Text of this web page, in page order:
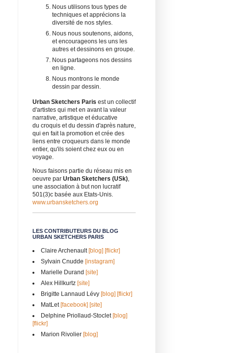
Nous utilisons tous types de
techniques et apprécions la
diversité de nos styles.
Nous nous soutenons, aidons,
et encourageons les uns les
autres et dessinons en groupe.
Nous partageons nos dessins
en ligne.
Nous montrons le monde
dessin par dessin.
Urban Sketchers Paris est un collectif
d'artistes qui met en avant la valeur
narrative, artistique et éducative
du croquis et du dessin d'après nature,
qui en fait la promotion et crée des
liens entre croqueurs dans le monde
entier, qu'ils soient chez eux ou en
voyage.
Nous faisons partie du réseau mis en
oeuvre par Urban Sketchers (USk)
une association à but non lucratif
501(3)c basée aux Etats-Unis.
www.urbansketchers.org
LES CONTRIBUTEURS DU BLOG
URBAN SKETCHERS PARIS
Claire Archenault[blog] [flickr]
Sylvain Cnudde [instagram]
Marielle Durand [site]
Alex Hillkurtz [site]
Brigitte Lannaud Lévy [blog] [flickr]
MatLet[facebook] [site]
Delphine Priollaud-Stoclet[blog]
[flickr]
Marion Rivolier [blog]